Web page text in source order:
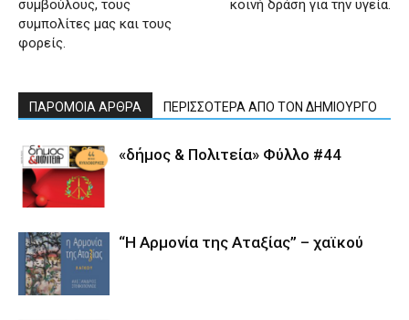
συμβούλους, τους
συμπολίτες μας και τους
φορείς.
κοινή δράση για την υγεία.
ΠΑΡΟΜΟΙΑ ΑΡΘΡΑ ΠΕΡΙΣΣΟΤΕΡΑ ΑΠΟ ΤΟΝ ΔΗΜΙΟΥΡΓΟ
«δήμος & Πολιτεία» Φύλλο #44
“Η Αρμονία της Αταξίας” – χαϊκού